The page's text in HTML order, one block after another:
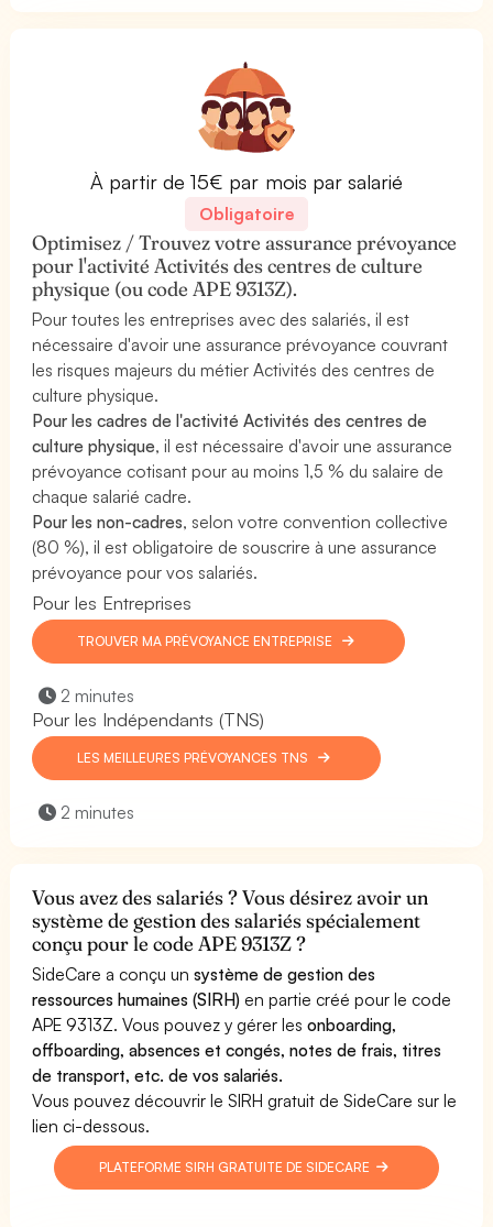
À partir de 15€ par mois par salarié
Obligatoire
Optimisez / Trouvez votre assurance prévoyance
pour l'activité Activités des centres de culture
physique (ou code APE 9313Z).
Pour toutes les entreprises avec des salariés, il est
nécessaire d'avoir une assurance prévoyance couvrant
les risques majeurs du métier Activités des centres de
culture physique.
Pour les cadres de l'activité Activités des centres de
culture physique, il est nécessaire d'avoir une assurance
prévoyance cotisant pour au moins 1,5 % du salaire de
chaque salarié cadre.
Pour les non-cadres, selon votre convention collective
(80 %), il est obligatoire de souscrire à une assurance
prévoyance pour vos salariés.
Pour les Entreprises
TROUVER MA PRÉVOYANCE ENTREPRISE
2 minutes
Pour les Indépendants (TNS)
LES MEILLEURES PRÉVOYANCES TNS
2 minutes
Vous avez des salariés ? Vous désirez avoir un
système de gestion des salariés spécialement
conçu pour le code APE 9313Z ?
SideCare a conçu unsystème de gestion des
ressources humaines (SIRH) en partie créé pour le code
APE 9313Z. Vous pouvez y gérer lesonboarding,
offboarding, absences et congés, notes de frais, titres
de transport, etc. de vos salariés.
Vous pouvez découvrir le SIRH gratuit de SideCare sur le
lien ci-dessous.
PLATEFORME SIRH GRATUITE DE SIDECARE